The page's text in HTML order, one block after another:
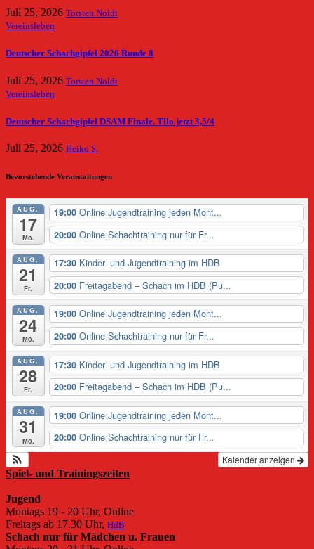
Juli 25, 2026 Torsten Noldt
Vereinsleben
Deutscher Schachgipfel 2026 Runde 8
Juli 25, 2026 Torsten Noldt
Vereinsleben
Deutscher Schachgipfel DSAM Finale. Tilo jetzt 3,5/4
Juli 25, 2026 Heiko S.
Bevorstehende Veranstaltungen
AUG.
17
Mo.
19:00 Online Jugendtraining jeden Mont...
20:00 Online Schachtraining nur für Fr...
AUG.
21
Fr.
17:30 Kinder- und Jugendtraining im HDB
20:00 Freitagabend – Schach im HDB (Pu...
AUG.
24
Mo.
19:00 Online Jugendtraining jeden Mont...
20:00 Online Schachtraining nur für Fr...
AUG.
28
Fr.
17:30 Kinder- und Jugendtraining im HDB
20:00 Freitagabend – Schach im HDB (Pu...
AUG.
31
Mo.
19:00 Online Jugendtraining jeden Mont...
20:00 Online Schachtraining nur für Fr...
Kalender anzeigen
Spiel- und Trainingszeiten
Jugend
Montags 19 - 20 Uhr, Online
Freitags ab 17.30 Uhr, HdB
Schach nur für Mädchen u. Frauen